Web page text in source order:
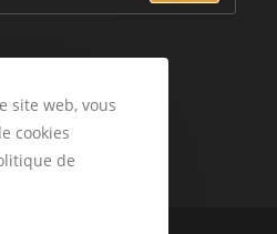
site web, vous
cookies
de